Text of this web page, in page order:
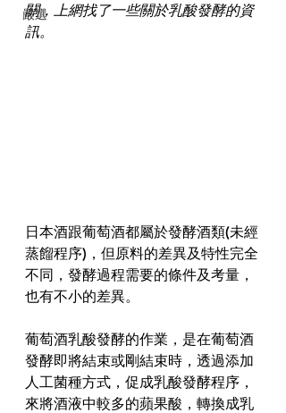
嚴選
關，上網找了一些關於乳酸發酵的資
訊。
日本酒跟葡萄酒都屬於發酵酒類(未經
蒸餾程序)，但原料的差異及特性完全
不同，發酵過程需要的條件及考量，
也有不小的差異。
葡萄酒乳酸發酵的作業，是在葡萄酒
發酵即將結束或剛結束時，透過添加
人工菌種方式，促成乳酸發酵程序，
來將酒液中較多的蘋果酸，轉換成乳